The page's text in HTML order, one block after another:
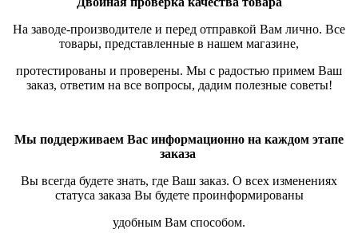
На заводе-производителе и перед отправкой Вам лично. Все
товары, представленные в нашем магазине,
протестированы и проверены. Мы с радостью примем Ваш
заказ, ответим на все вопросы, дадим полезные советы!
Мы поддерживаем Вас информационно на каждом этапе
заказа
Вы всегда будете знать, где Ваш заказ. О всех изменениях
статуса заказа Вы будете проинформированы
удобным Вам способом.